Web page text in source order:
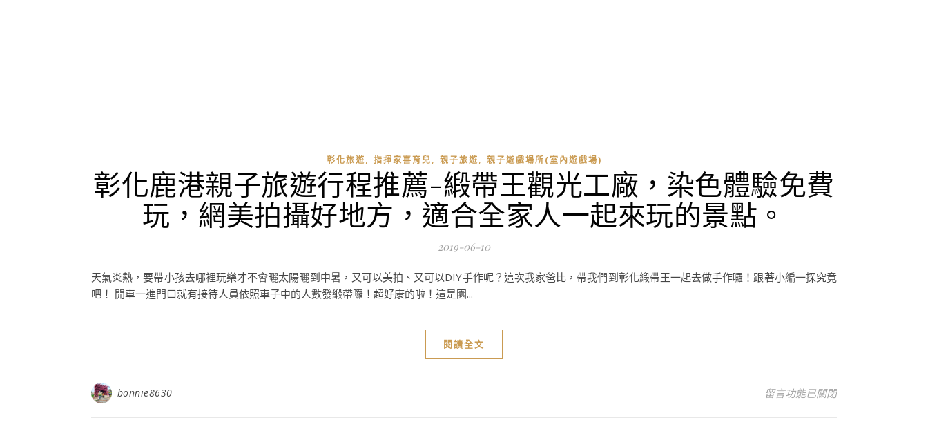
彰化旅遊, 指揮家喜育兒, 親子旅遊, 親子遊戲場所(室內遊戲場)
彰化鹿港親子旅遊行程推薦-緞帶王觀光工廠，染色體驗免費
玩，網美拍攝好地方，適合全家人一起來玩的景點。
2019-06-10
天氣炎熱，要帶小孩去哪裡玩樂才不會曬太陽曬到中暑，又可以美拍、又可以DIY手作呢？這次我家爸比，帶我們到彰化緞帶王一起去做手作囉！跟著小編一探究竟
吧！ 開車一進門口就有接待人員依照車子中的人數發緞帶囉！超好康的啦！這是園...
閱讀全文
bonnie8630 在〈彰化鹿港親子旅遊行程推薦-
留言功能已關閉